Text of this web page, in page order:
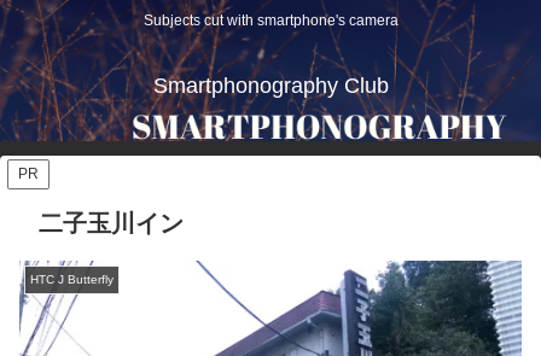
Subjects cut with smartphone's camera
Smartphonography Club
PR
二子玉川イン
HTC J Butterfly